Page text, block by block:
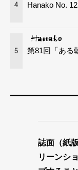
4 Hanako No.
5 第81回「ある
誌面（紙
リーンシ